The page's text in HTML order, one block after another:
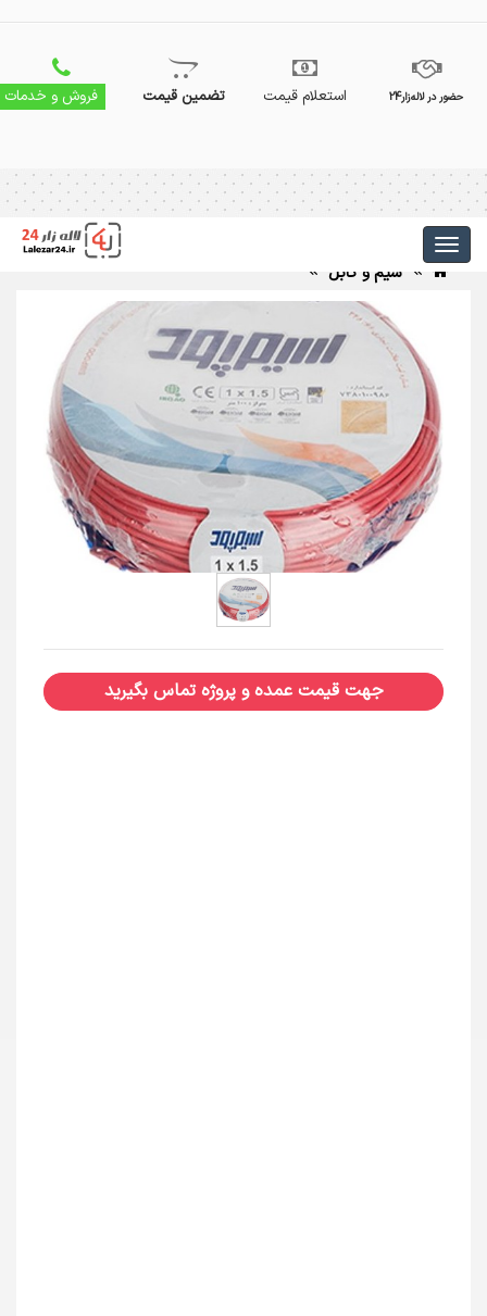
حضور در لاله‌زار24 استعلام قیمت تضمین قیمت فروش و خدمات
سیم و کابل
جهت قیمت عمده و پروژه تماس بگیرید